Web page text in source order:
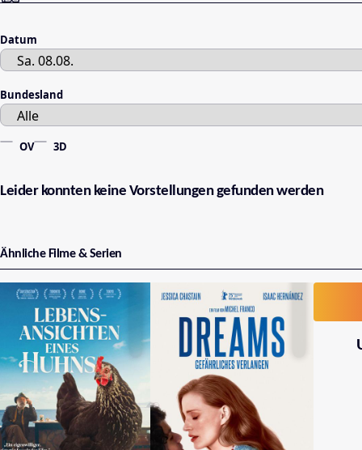
Datum
Bundesland
OV 3D
Leider konnten keine Vorstellungen gefunden werden
Ähnliche Filme & Serien